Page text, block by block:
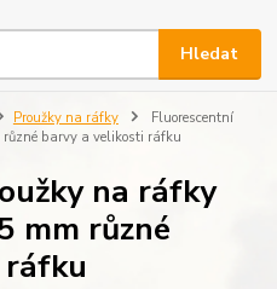
Hledat
Proužky na ráfky
Fluorescentní
barvy a velikosti ráfku
na ráfky
mm různé